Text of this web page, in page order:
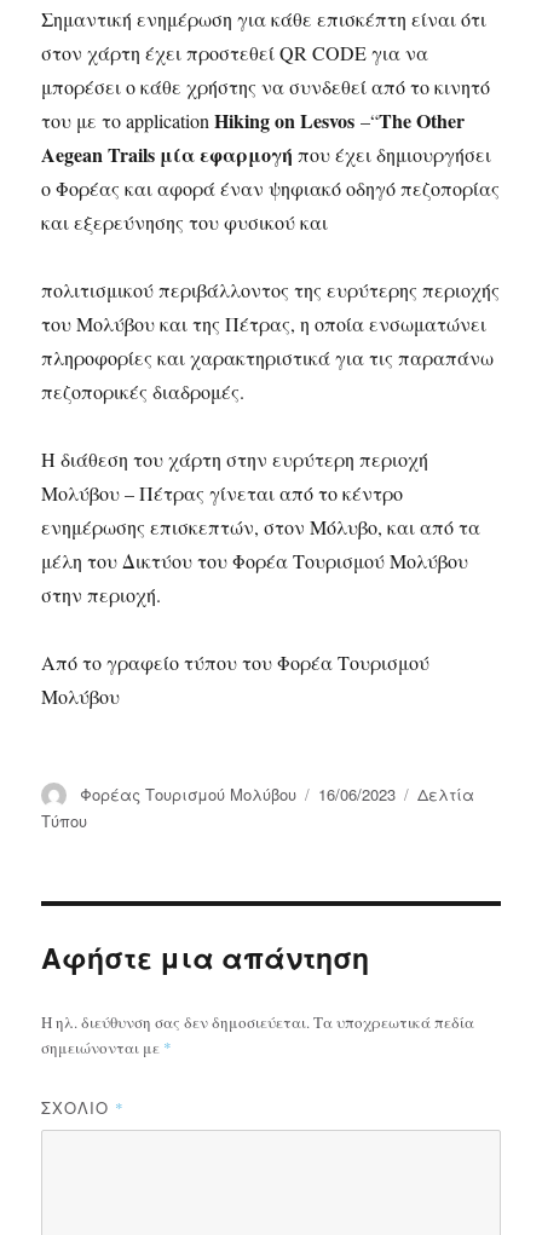
Σημαντική ενημέρωση για κάθε επισκέπτη είναι ότι
στον χάρτη έχει προστεθεί QR CODE για να
μπορέσει ο κάθε χρήστης να συνδεθεί από το κινητό
του με το applicationHikingonLesvos–“TheOther
AegeanTrails μία εφαρμογήπου έχει δημιουργήσει
ο Φορέας και αφορά έναν ψηφιακό οδηγό πεζοπορίας
και εξερεύνησης του φυσικού και
πολιτισμικού περιβάλλοντος της ευρύτερης περιοχής
του Μολύβου και της Πέτρας, η οποία ενσωματώνει
πληροφορίες και χαρακτηριστικά για τις παραπάνω
πεζοπορικές διαδρομές.
Η διάθεση του χάρτη στην ευρύτερη περιοχή
Μολύβου – Πέτρας γίνεται από το κέντρο
ενημέρωσης επισκεπτών, στον Μόλυβο, και από τα
μέλη του Δικτύου του Φορέα Τουρισμού Μολύβου
στην περιοχή.
Από το γραφείο τύπου του Φορέα Τουρισμού
Μολύβου
Συντάκτης
Φορέας Τουρισμού Μολύβου
Δημοσιεύτηκε
16/06/2023 Κατηγορίες
Δελτία
Τύπου
Αφήστε μια απάντηση
Η ηλ. διεύθυνση σας δεν δημοσιεύεται.Τα υποχρεωτικά πεδία
σημειώνονται με *
ΣΧΌΛΙΟ *